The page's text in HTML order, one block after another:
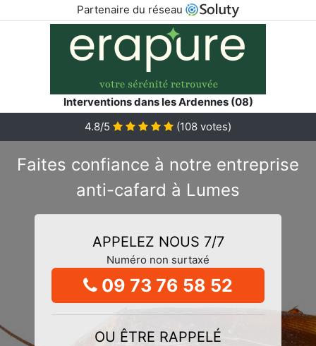
Partenaire du réseau
Interventions dans les Ardennes (08)
4.8/5
(108 votes)
Faites confiance à notre entreprise
anti-cafard à Lumes
APPELEZ NOUS 7/7
Numéro non surtaxé
09 73 76 58 52
OU ÊTRE RAPPELÉ